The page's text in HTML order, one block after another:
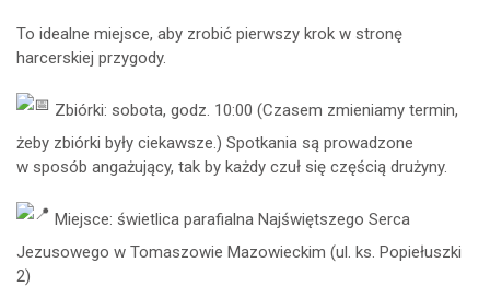
To idealne miejsce, aby zrobić pierwszy krok w stronę
harcerskiej przygody.
Zbiórki: sobota, godz. 10:00 (Czasem zmieniamy termin,
żeby zbiórki były ciekawsze.) Spotkania są prowadzone
w sposób angażujący, tak by każdy czuł się częścią drużyny.
Miejsce: świetlica parafialna Najświętszego Serca
Jezusowego w Tomaszowie Mazowieckim (ul. ks. Popiełuszki
2)